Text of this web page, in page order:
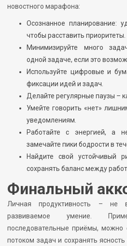
новостного марафона:
Осознанное планирование:
чтобы расставить приоритеты.
Минимизируйте много
одной задаче, если это
Используйте цифровые и
фиксации идей и задач.
Делайте регулярные паузы –
Умейте говорить «нет»
уведомлениям.
Работайте с энергией, а
замечайте пики бодрости в
Найдите свой устойчивый
сохранять баланс между
Финальный
Личная продуктивность – не
развиваемое умение.
последовательные приёмы, можно
потоком задач и сохранять